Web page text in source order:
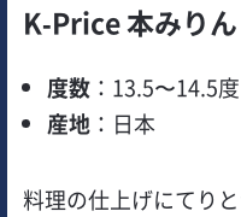
K-Price 本みり
度数 ：13.5〜14.5度
産地 ：日本
料理の仕上げにてり